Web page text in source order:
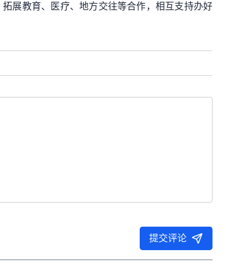
展教育、医疗、地方交往等合作，相互支持办好
提交评论